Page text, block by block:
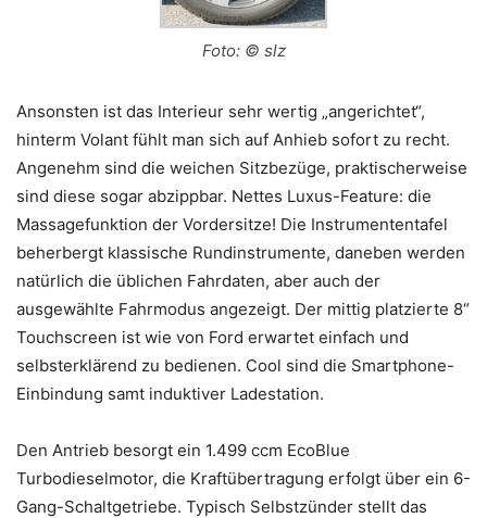
Foto: © slz
Ansonsten ist das Interieur sehr wertig „angerichtet“,
hinterm Volant fühlt man sich auf Anhieb sofort zu recht.
Angenehm sind die weichen Sitzbezüge, praktischerweise
sind diese sogar abzippbar. Nettes Luxus-Feature: die
Massagefunktion der Vordersitze! Die Instrumententafel
beherbergt klassische Rundinstrumente, daneben werden
natürlich die üblichen Fahrdaten, aber auch der
ausgewählte Fahrmodus angezeigt. Der mittig platzierte 8“
Touchscreen ist wie von Ford erwartet einfach und
selbsterklärend zu bedienen. Cool sind die Smartphone-
Einbindung samt induktiver Ladestation.
Den Antrieb besorgt ein 1.499 ccm EcoBlue
Turbodieselmotor, die Kraftübertragung erfolgt über ein 6-
Gang-Schaltgetriebe. Typisch Selbstzünder stellt das